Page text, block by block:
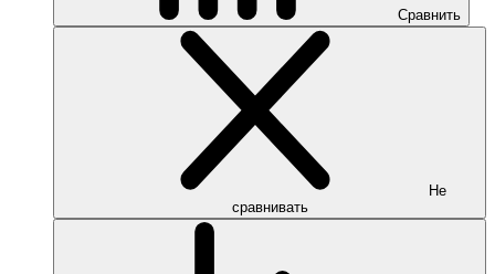
Сравнить
Не
сравнивать